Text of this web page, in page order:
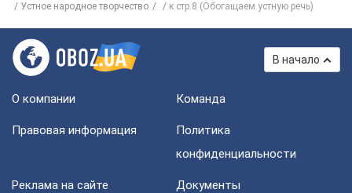
Устное народное творчество
к стр.8 (Обогащаем устную речь)
В начало
О компании Команда
Правовая информация
Политика
конфиденциальности
Реклама на сайте Документы